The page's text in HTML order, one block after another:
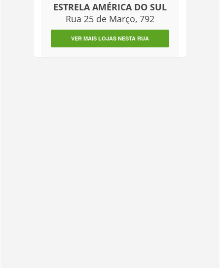
ESTRELA AMÉRICA DO SUL
Rua 25 de Março, 792
VER MAIS LOJAS NESTA RUA